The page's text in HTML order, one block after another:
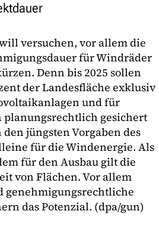
versuchen, vor allem die
für Windräder
Denn bis 2025 sollen
der Landesfläche exklusiv
und für
gesichert
jüngsten Vorgaben des
für die Windenergie. Als
für den Ausbau gilt die
von Flächen. Vor allem
genehmigungsrechtliche
das Potenzial. (dpa/gun)